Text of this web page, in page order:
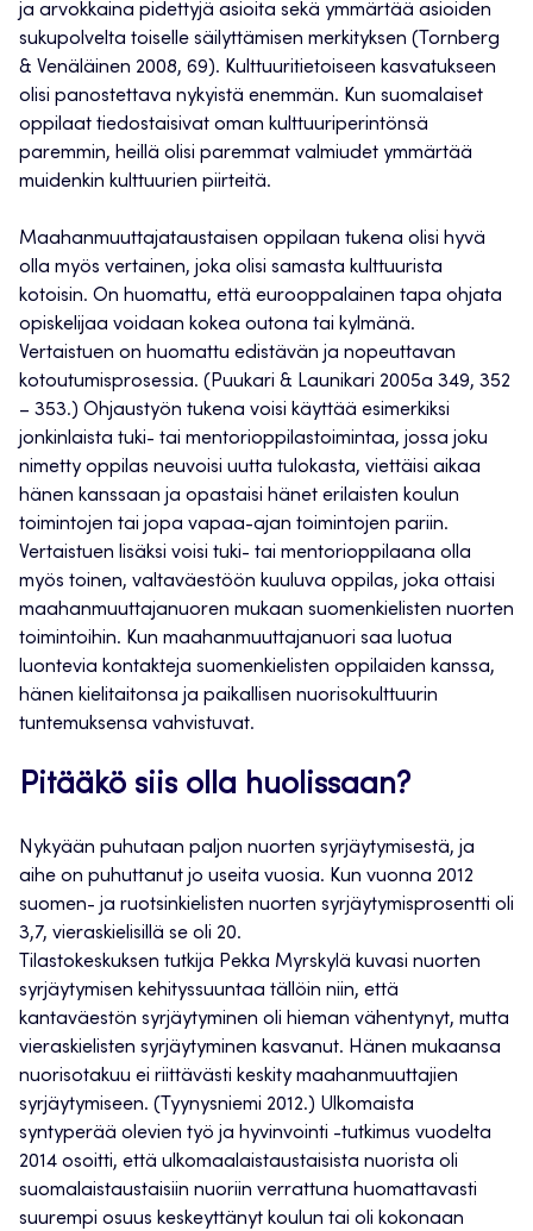
ja arvokkaina pidettyjä asioita sekä ymmärtää asioiden
sukupolvelta toiselle säilyttämisen merkityksen (Tornberg
& Venäläinen 2008, 69). Kulttuuritietoiseen kasvatukseen
olisi panostettava nykyistä enemmän. Kun suomalaiset
oppilaat tiedostaisivat oman kulttuuriperintönsä
paremmin, heillä olisi paremmat valmiudet ymmärtää
muidenkin kulttuurien piirteitä.
Maahanmuuttajataustaisen oppilaan tukena olisi hyvä
olla myös vertainen, joka olisi samasta kulttuurista
kotoisin. On huomattu, että eurooppalainen tapa ohjata
opiskelijaa voidaan kokea outona tai kylmänä.
Vertaistuen on huomattu edistävän ja nopeuttavan
kotoutumisprosessia. (Puukari & Launikari 2005a 349, 352
– 353.) Ohjaustyön tukena voisi käyttää esimerkiksi
jonkinlaista tuki- tai mentorioppilastoimintaa, jossa joku
nimetty oppilas neuvoisi uutta tulokasta, viettäisi aikaa
hänen kanssaan ja opastaisi hänet erilaisten koulun
toimintojen tai jopa vapaa-ajan toimintojen pariin.
Vertaistuen lisäksi voisi tuki- tai mentorioppilaana olla
myös toinen, valtaväestöön kuuluva oppilas, joka ottaisi
maahanmuuttajanuoren mukaan suomenkielisten nuorten
toimintoihin. Kun maahanmuuttajanuori saa luotua
luontevia kontakteja suomenkielisten oppilaiden kanssa,
hänen kielitaitonsa ja paikallisen nuorisokulttuurin
tuntemuksensa vahvistuvat.
Pitääkö siis olla huolissaan?
Nykyään puhutaan paljon nuorten syrjäytymisestä, ja
aihe on puhuttanut jo useita vuosia. Kun vuonna 2012
suomen- ja ruotsinkielisten nuorten syrjäytymisprosentti oli
3,7, vieraskielisillä se oli 20.
Tilastokeskuksen tutkija Pekka Myrskylä kuvasi nuorten
syrjäytymisen kehityssuuntaa tällöin niin, että
kantaväestön syrjäytyminen oli hieman vähentynyt, mutta
vieraskielisten syrjäytyminen kasvanut. Hänen mukaansa
nuorisotakuu ei riittävästi keskity maahanmuuttajien
syrjäytymiseen. (Tyynysniemi 2012.) Ulkomaista
syntyperää olevien työ ja hyvinvointi -tutkimus vuodelta
2014 osoitti, että ulkomaalaistaustaisista nuorista oli
suomalaistaustaisiin nuoriin verrattuna huomattavasti
suurempi osuus keskeyttänyt koulun tai oli kokonaan